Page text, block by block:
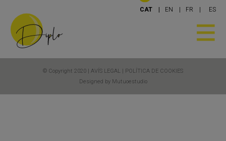
CAT EN FR ES
© Copyright 2020 | AVÍS LEGAL | POLÍTICA DE COOKIES
Designed by Mutuoestudio